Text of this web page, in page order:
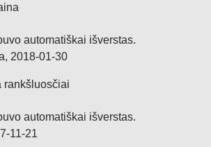
automatiškai išverstas.
, 2018‑01‑30
rankšluosčiai
automatiškai išverstas.